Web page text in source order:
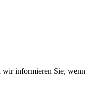
wir informieren Sie, wenn